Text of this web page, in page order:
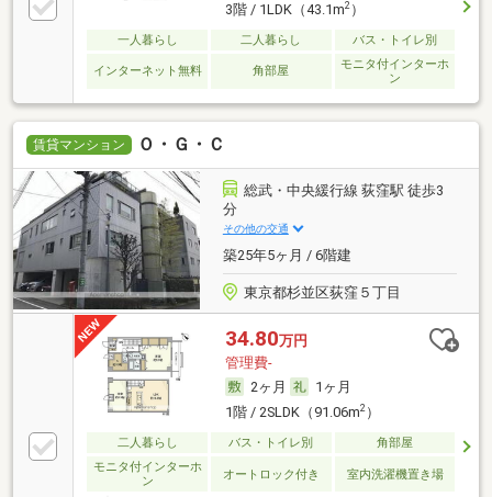
3階 / 1LDK（43.1m2）
一人暮らし 二人暮らし バス・トイレ別
インターネット無料 角部屋
モニタ付インターホ
ン
賃貸マンション Ｏ・Ｇ・Ｃ
総武・中央緩行線 荻窪駅 徒歩3
分
その他の交通
築25年5ヶ月 / 6階建
東京都杉並区荻窪５丁目
34.80万円
管理費-
2ヶ月
1ヶ月
1階 / 2SLDK（91.06m2）
二人暮らし バス・トイレ別
角部屋
モニタ付インターホ
ン
オートロック付き 室内洗濯機置き場